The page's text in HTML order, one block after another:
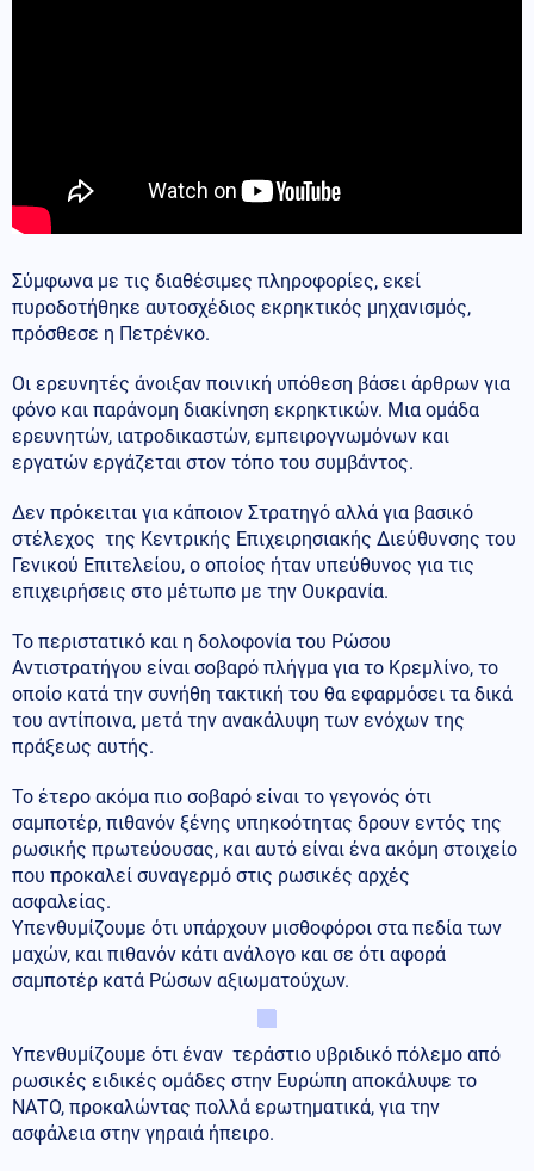
Σύμφωνα με τις διαθέσιμες πληροφορίες, εκεί
πυροδοτήθηκε αυτοσχέδιος εκρηκτικός μηχανισμός,
πρόσθεσε η Πετρένκο.
Οι ερευνητές άνοιξαν ποινική υπόθεση βάσει άρθρων για
φόνο και παράνομη διακίνηση εκρηκτικών. Μια ομάδα
ερευνητών, ιατροδικαστών, εμπειρογνωμόνων και
εργατών εργάζεται στον τόπο του συμβάντος.
Δεν πρόκειται για κάποιον Στρατηγό αλλά για βασικό
στέλεχος της Κεντρικής Επιχειρησιακής Διεύθυνσης του
Γενικού Επιτελείου, ο οποίος ήταν υπεύθυνος για τις
επιχειρήσεις στο μέτωπο με την Ουκρανία.
Το περιστατικό και η δολοφονία του Ρώσου
Αντιστρατήγου είναι σοβαρό πλήγμα για το Κρεμλίνο, το
οποίο κατά την συνήθη τακτική του θα εφαρμόσει τα δικά
του αντίποινα, μετά την ανακάλυψη των ενόχων της
πράξεως αυτής.
Το έτερο ακόμα πιο σοβαρό είναι το γεγονός ότι
σαμποτέρ, πιθανόν ξένης υπηκοότητας δρουν εντός της
ρωσικής πρωτεύουσας, και αυτό είναι ένα ακόμη στοιχείο
που προκαλεί συναγερμό στις ρωσικές αρχές
ασφαλείας.
Υπενθυμίζουμε ότι υπάρχουν μισθοφόροι στα πεδία των
μαχών, και πιθανόν κάτι ανάλογο και σε ότι αφορά
σαμποτέρ κατά Ρώσων αξιωματούχων.
Υπενθυμίζουμε ότι έναν τεράστιο υβριδικό πόλεμο από
ρωσικές ειδικές ομάδες στην Ευρώπη αποκάλυψε το
ΝΑΤΟ, προκαλώντας πολλά ερωτηματικά, για την
ασφάλεια στην γηραιά ήπειρο.